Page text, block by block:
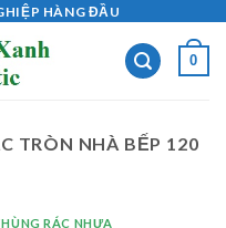
HÀNG ĐẦU
0
TRÒN NHÀ BẾP 120
RÁC NHỰA